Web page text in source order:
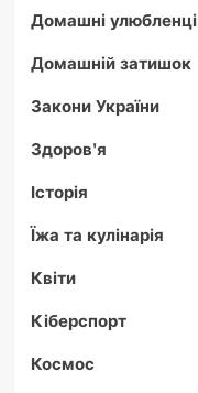
Домашні улюбленці
Домашній затишок
Закони України
Здоров'я
Історія
Їжа та кулінарія
Квіти
Кіберспорт
Космос